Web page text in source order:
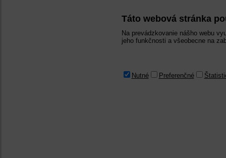
Táto webová stránka
Na prevádzkovanie nášho webu
jeho funkčnosti a všeobecne na
Nutné Preferenčné